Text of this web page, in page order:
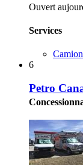
Ouvert
Services
6
Petro